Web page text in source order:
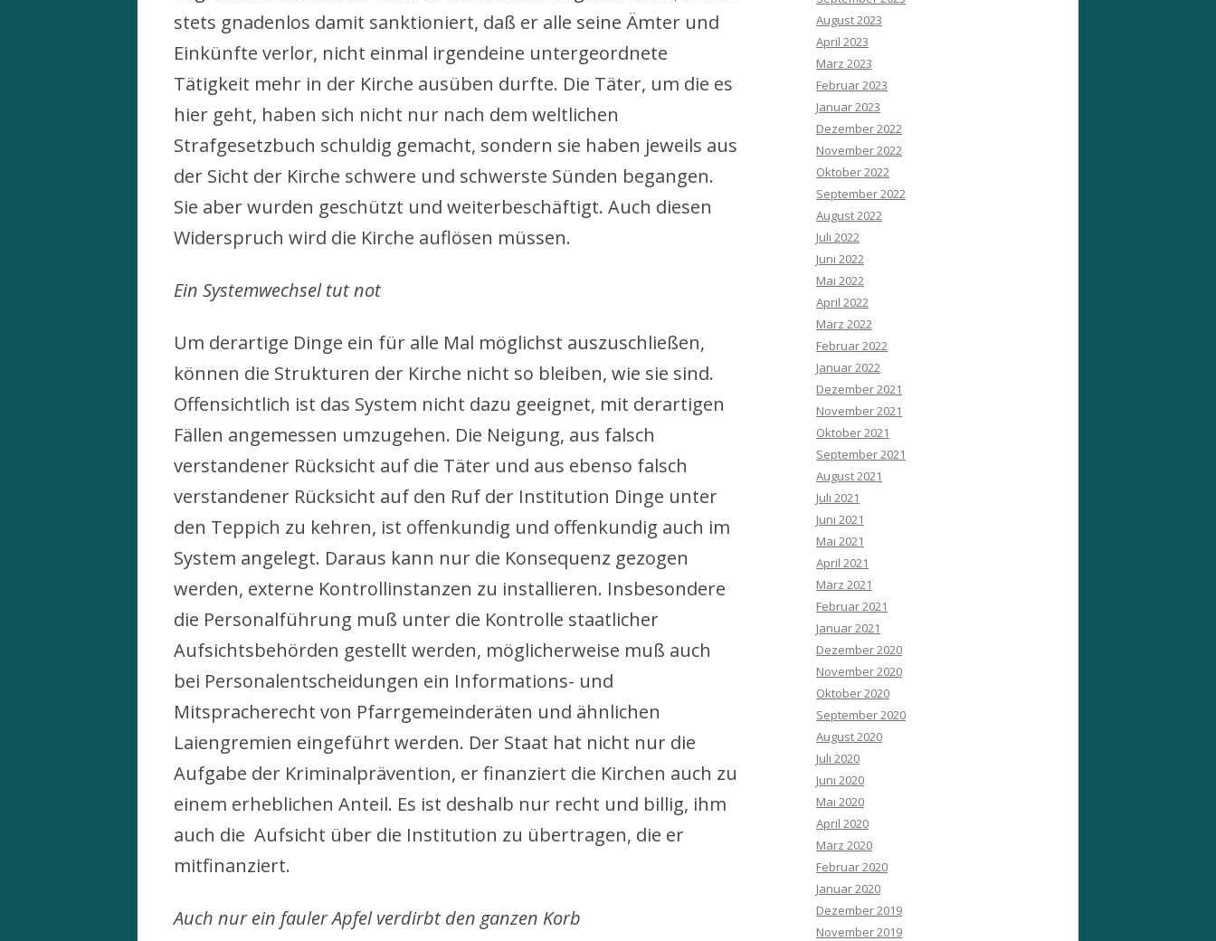
stets gnadenlos damit sanktioniert, daß er alle seine Ämter und
Einkünfte verlor, nicht einmal irgendeine untergeordnete
Tätigkeit mehr in der Kirche ausüben durfte. Die Täter, um die es
hier geht, haben sich nicht nur nach dem weltlichen
Strafgesetzbuch schuldig gemacht, sondern sie haben jeweils aus
der Sicht der Kirche schwere und schwerste Sünden begangen.
Sie aber wurden geschützt und weiterbeschäftigt. Auch diesen
Widerspruch wird die Kirche auflösen müssen.
Ein Systemwechsel tut not
Um derartige Dinge ein für alle Mal möglichst auszuschließen,
können die Strukturen der Kirche nicht so bleiben, wie sie sind.
Offensichtlich ist das System nicht dazu geeignet, mit derartigen
Fällen angemessen umzugehen. Die Neigung, aus falsch
verstandener Rücksicht auf die Täter und aus ebenso falsch
verstandener Rücksicht auf den Ruf der Institution Dinge unter
den Teppich zu kehren, ist offenkundig und offenkundig auch im
System angelegt. Daraus kann nur die Konsequenz gezogen
werden, externe Kontrollinstanzen zu installieren. Insbesondere
die Personalführung muß unter die Kontrolle staatlicher
Aufsichtsbehörden gestellt werden, möglicherweise muß auch
bei Personalentscheidungen ein Informations- und
Mitspracherecht von Pfarrgemeinderäten und ähnlichen
Laiengremien eingeführt werden. Der Staat hat nicht nur die
Aufgabe der Kriminalprävention, er finanziert die Kirchen auch zu
einem erheblichen Anteil. Es ist deshalb nur recht und billig, ihm
auch die Aufsicht über die Institution zu übertragen, die er
mitfinanziert.
Auch nur ein fauler Apfel verdirbt den ganzen Korb
August 2023
April 2023
März 2023
Februar 2023
Januar 2023
Dezember 2022
November 2022
Oktober 2022
September 2022
August 2022
Juli 2022
Juni 2022
Mai 2022
April 2022
März 2022
Februar 2022
Januar 2022
Dezember 2021
November 2021
Oktober 2021
September 2021
August 2021
Juli 2021
Juni 2021
Mai 2021
April 2021
März 2021
Februar 2021
Januar 2021
Dezember 2020
November 2020
Oktober 2020
September 2020
August 2020
Juli 2020
Juni 2020
Mai 2020
April 2020
März 2020
Februar 2020
Januar 2020
Dezember 2019
November 2019